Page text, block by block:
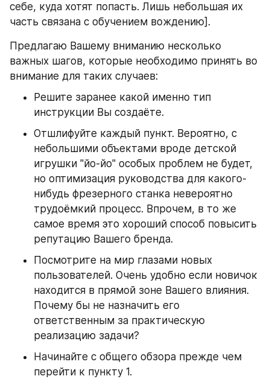
себе, куда хотят попасть. Лишь небольшая их
часть связана с обучением вождению].
Предлагаю Вашему вниманию несколько
важных шагов, которые необходимо принять во
внимание для таких случаев:
Решите заранее какой именно тип
инструкции Вы создаёте.
Отшлифуйте каждый пункт. Вероятно, с
небольшими объектами вроде детской
игрушки "йо-йо" особых проблем не будет,
но оптимизация руководства для какого-
нибудь фрезерного станка невероятно
трудоёмкий процесс. Впрочем, в то же
самое время это хороший способ повысить
репутацию Вашего бренда.
Посмотрите на мир глазами новых
пользователей. Очень удобно если новичок
находится в прямой зоне Вашего влияния.
Почему бы не назначить его
ответственным за практическую
реализацию задачи?
Начинайте с общего обзора прежде чем
перейти к пункту 1.